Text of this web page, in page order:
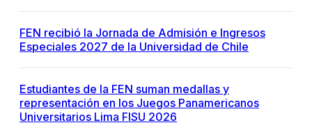
FEN recibió la Jornada de Admisión e Ingresos
Especiales 2027 de la Universidad de Chile
Estudiantes de la FEN suman medallas y
representación en los Juegos Panamericanos
Universitarios Lima FISU 2026